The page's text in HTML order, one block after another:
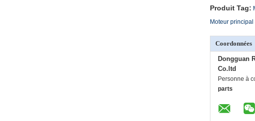
Produit Tag:
Moteur
Coordonnées
Dongguan
Co.ltd
Personne à
parts